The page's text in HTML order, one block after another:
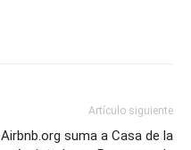
Artículo siguiente
Airbnb.org suma a Casa de la